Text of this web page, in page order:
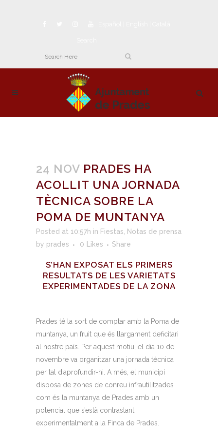
24 NOV PRADES HA
ACOLLIT UNA JORNADA
TÈCNICA SOBRE LA
POMA DE MUNTANYA
Posted at 10:57h in Fiestas
Notas de prensa
by prades 0 Likes Share
S’HAN EXPOSAT ELS PRIMERS
RESULTATS DE LES VARIETATS
EXPERIMENTADES DE LA ZONA
Prades té la sort de comptar amb la Poma de
muntanya, un fruit que és llargament deficitari
al nostre país. Per aquest motiu, el dia 10 de
novembre va organitzar una jornada tècnica
per tal d’aprofundir-hi. A més, el municipi
disposa de zones de conreu infrautilitzades
com és la muntanya de Prades amb un
potencial que s’està contrastant
experimentalment a la Finca de Prades.